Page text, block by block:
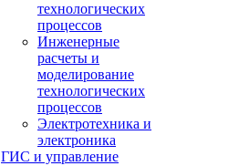
технологических
процессов
Инженерные
расчеты и
моделирование
технологических
процессов
Электротехника и
электроника
ГИС и управление